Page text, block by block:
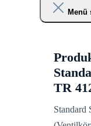
Menü
TR
Standard